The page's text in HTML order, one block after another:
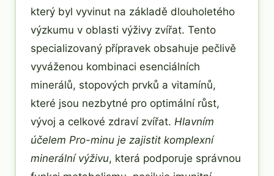
který byl vyvinut na základě dlouholetého
výzkumu v oblasti výživy zvířat. Tento
specializovaný přípravek obsahuje pečlivě
vyváženou kombinaci esenciálních
minerálů, stopových prvků a vitamínů,
které jsou nezbytné pro optimální růst,
vývoj a celkové zdraví zvířat. Hlavním
účelem Pro-minu je zajistit komplexní
minerální výživu, která podporuje správnou